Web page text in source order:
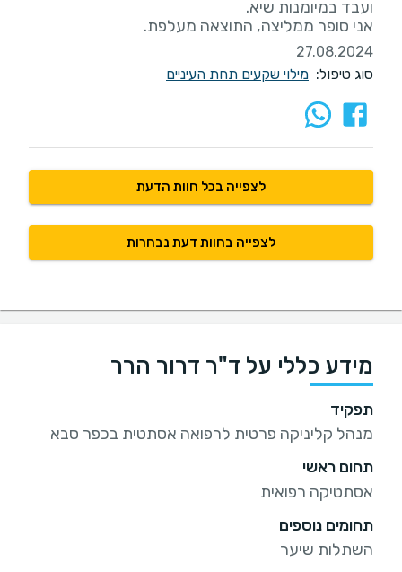
אני סופר ממליצה, התוצאה מעלפת.
27.08.2024
סוג טיפול: מילוי שקעים תחת העיניים
לצפייה בכל חוות הדעת
לצפייה בחוות דעת נבחרות
מידע כללי על ד"ר דרור הרר
תפקיד
מנהל קליניקה פרטית לרפואה אסתטית בכפר סבא
תחום ראשי
אסתטיקה רפואית
תחומים נוספים
השתלות שיער